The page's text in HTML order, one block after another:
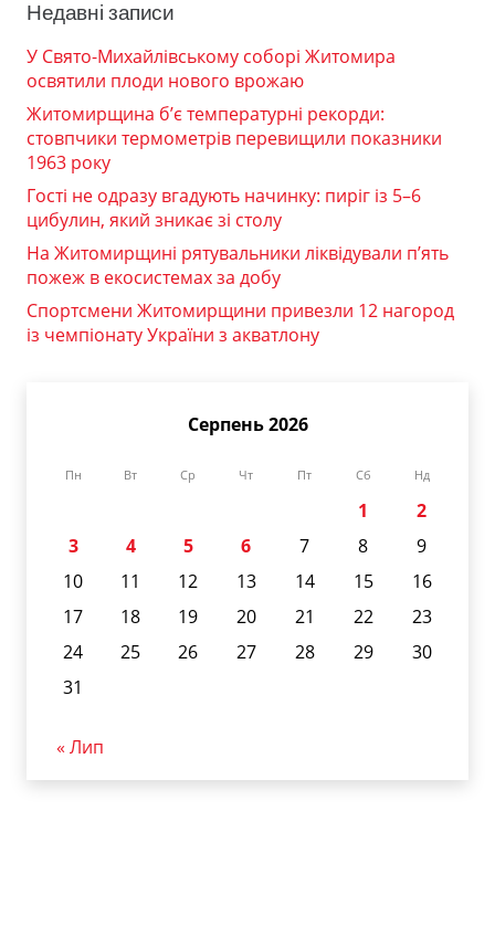
Недавні записи
У Свято-Михайлівському соборі Житомира
освятили плоди нового врожаю
Житомирщина б’є температурні рекорди:
стовпчики термометрів перевищили показники
1963 року
Гості не одразу вгадують начинку: пиріг із 5–6
цибулин, який зникає зі столу
На Житомирщині рятувальники ліквідували п’ять
пожеж в екосистемах за добу
Спортсмени Житомирщини привезли 12 нагород
із чемпіонату України з акватлону
Серпень 2026
Пн Вт Ср Чт Пт Сб Нд
1
2
3
4 5 6 7 8
9
10
11 12 13 14 15
16
17
18 19 20 21 22
23
24
25 26 27 28 29
30
31
« Лип